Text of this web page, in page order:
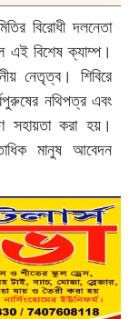
বিরোধী দলনেতা
এই বিশেষ ক্যাম্প।
নেতৃত্ব। শিবিরে
নথিপত্র এবং
সহায়তা করা হয়।
মানুষ আবেদন